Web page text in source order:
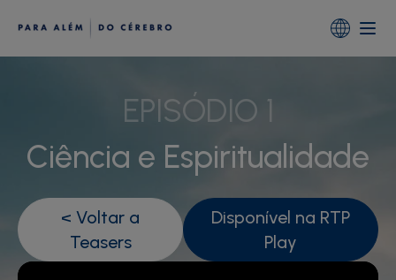
Portugal
Global (English)
EPISÓDIO 1
Ciência e Espiritualidade
< Voltar a
Teasers
Disponível na RTP
Play